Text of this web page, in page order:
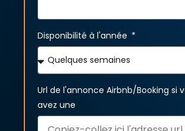
Disponibilité à l'année
Url de l'annonce Airbnb/Booking si
avez une